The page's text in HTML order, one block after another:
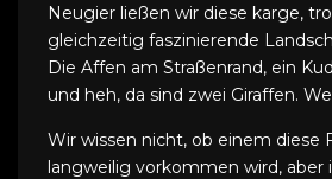
Neugier ließen wir diese karge,
gleichzeitig faszinierende
Die Affen am Straßenrand, ein
und heh, da sind zwei Giraffen.
Wir wissen nicht, ob einem diese
langweilig vorkommen wird,